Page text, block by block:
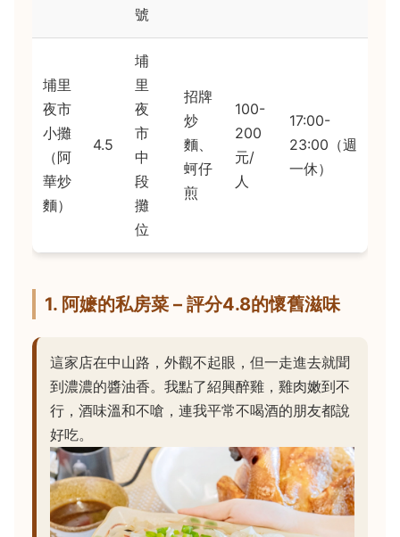
號
埔里
夜市
小攤
（阿
華炒
麵）
4.5
埔
里
夜
市
中
段
攤
位
招牌
炒
麵、
蚵仔
煎
100-
200
元/
人
17:00-
23:00（週
一休）
1. 阿嬷的私房菜 – 評分4.8的懷舊滋味
這家店在中山路，外觀不起眼，但一走進去就聞
到濃濃的醬油香。我點了紹興醉雞，雞肉嫩到不
行，酒味溫和不嗆，連我平常不喝酒的朋友都說
好吃。